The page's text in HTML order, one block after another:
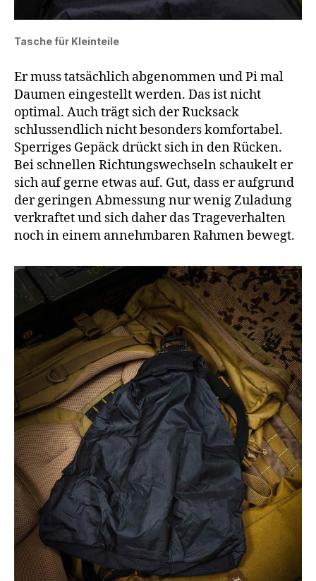
Tasche für Kleinteile
Er muss tatsächlich abgenommen und Pi mal
Daumen eingestellt werden. Das ist nicht
optimal. Auch trägt sich der Rucksack
schlussendlich nicht besonders komfortabel.
Sperriges Gepäck drückt sich in den Rücken.
Bei schnellen Richtungswechseln schaukelt er
sich auf gerne etwas auf. Gut, dass er aufgrund
der geringen Abmessung nur wenig Zuladung
verkraftet und sich daher das Trageverhalten
noch in einem annehmbaren Rahmen bewegt.